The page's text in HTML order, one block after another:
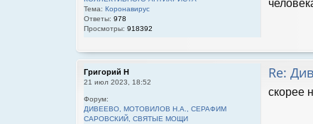
Тема: Коронавирус
Ответы: 978
Просмотры: 918392
Григорий Н
21 июл 2023, 18:52
Форум:
ДИВЕЕВО, МОТОВИЛОВ Н.А., СЕРАФИМ
САРОВСКИЙ, СВЯТЫЕ МОЩИ
Re:
скорее